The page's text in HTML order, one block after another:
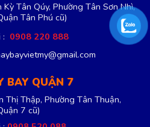
Tân Qúy, Phường Tân Sơn Nhì,
Tân Phú cũ)
0908 220 888
BAY QUẬN 7
Thị Thập, Phường Tân Thuận,
7 cũ)